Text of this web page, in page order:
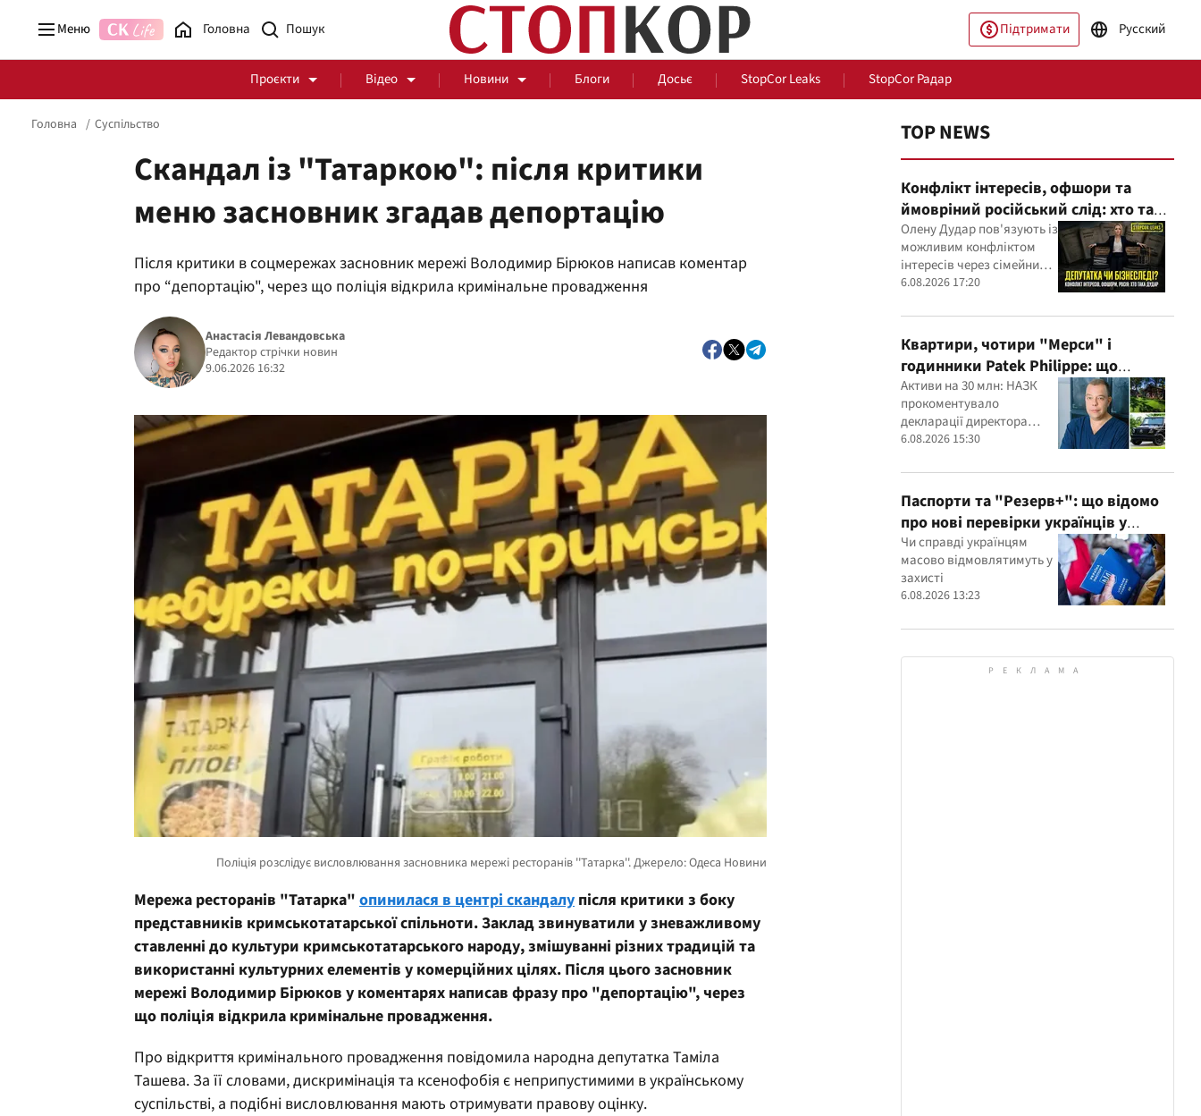
Меню Головна Підтримати Русский
Проєкти Відео Новини Блоги Досьє StopCor Leaks StopCor Радар
Стоп Політичній Корупції Чесні закупівлі За парканом
Здоров'я Події
Головна Суспільство
Скандал із "Татаркою": після критики
меню засновник згадав депортацію
Після критики в соцмережах засновник мережі Володимир Бірюков написав коментар
про “депортацію", через що поліція відкрила кримінальне провадження
Анастасія Левандовська
Редактор стрічки новин
9.06.2026 16:32
Мережа ресторанів "Татарка" опинилася в центрі скандалу після критики з боку
представників кримськотатарської спільноти. Заклад звинуватили у зневажливому
ставленні до культури кримськотатарського народу, змішуванні різних традицій та
використанні культурних елементів у комерційних цілях. Після цього засновник
мережі Володимир Бірюков у коментарях написав фразу про "депортацію", через
що поліція відкрила кримінальне провадження.
Про відкриття кримінального провадження повідомила народна депутатка Таміла
Ташева. За її словами, дискримінація та ксенофобія є неприпустимими в українському
суспільстві, а подібні висловлювання мають отримувати правову оцінку.
TOP NEWS
Конфлікт інтересів, офшори та
ймовріний російський слід: хто така
Олена Дудар
Олену Дудар пов'язують із
можливим конфліктом
інтересів через сімейний
будівельний бізнес,
справи
6.08.2026 17:20
Квартири, чотири "Мерси" і
годинники Patek Philippe: що
показала перевірка декларацій
керівника дитячого кардіоцентру
Маньковського і що каже НАЗК?
Активи на 30 млн: НАЗК
прокоментувало
декларації директора
кардіоцентру Георгія
6.08.2026 15:30
Паспорти та "Резерв+": що відомо
про нові перевірки українців у
Румунії
Чи справді українцям
масово відмовлятимуть у
захисті
6.08.2026 13:23